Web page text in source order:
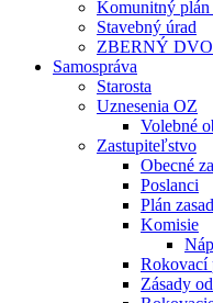
Komunitný plán
Stavebný úrad
ZBERNÝ
Samospráva
Starosta
Uznesenia OZ
Volebné
Zastupiteľstvo
Obecné
Poslanci
Plán
Komisie
Rokovací
Zásady